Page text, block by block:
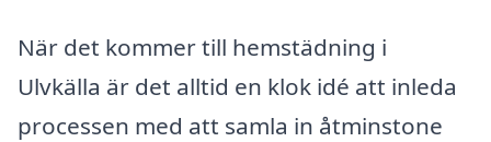
När det kommer till hemstädning i
Ulvkälla är det alltid en klok idé att inleda
processen med att samla in åtminstone